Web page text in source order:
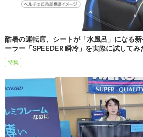
酷暑の運転席、シートが「水風呂」になる
ーラー「SPEEDER 瞬冷」を実際に試してみ
特集